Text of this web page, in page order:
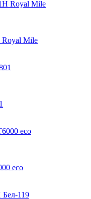
Royal Mile
eco